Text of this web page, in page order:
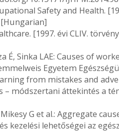
Safety and Health.
[Hungarian]
[1997. évi CLIV.
É, Sinka LAE: Causes of
Egyetem
from mistakes and
módszertani áttekintés a
G et al.: Aggregate
kezelési lehetőségei az